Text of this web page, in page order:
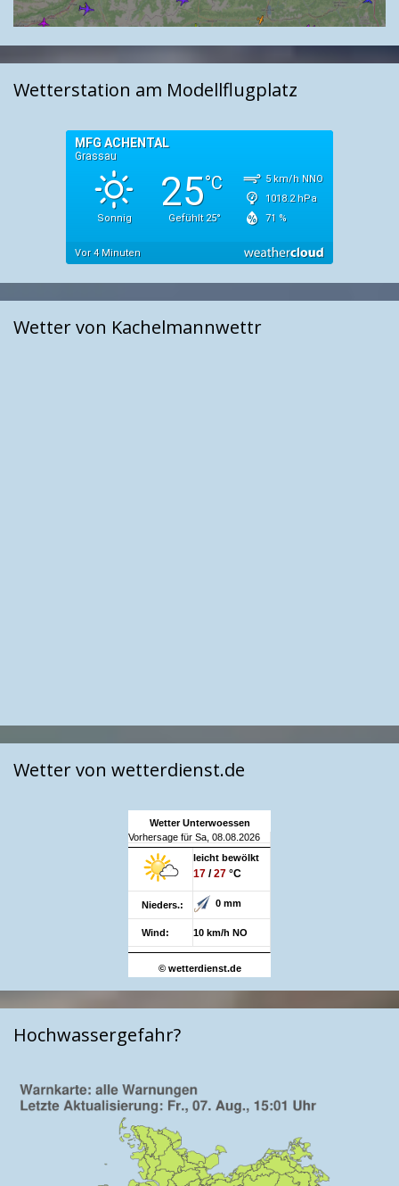
Wetterstation am Modellflugplatz
Wetter von Kachelmannwettr
Wetter von wetterdienst.de
Wetter Unterwoessen
Vorhersage für Sa, 08.08.2026
leicht bewölkt
17 /27 °C
Nieders.: 0 mm
Wind: 10 km/h NO
© wetterdienst.de
Hochwassergefahr?